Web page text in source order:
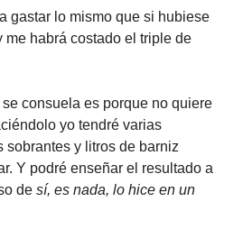
gastar lo mismo que si hubiese
me habrá costado el triple de
consuela es porque no quiere
yo tendré varias
sobrantes y litros de barniz
Y podré enseñar el resultado a
de sí, es nada, lo hice en un